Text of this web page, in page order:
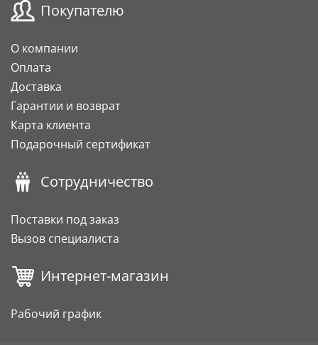
Покупателю
О компании
Оплата
Доставка
Гарантии и возврат
Карта клиента
Подарочный сертификат
Сотрудничество
Поставки под заказ
Вызов специалиста
Интернет-магазин
Рабочий график